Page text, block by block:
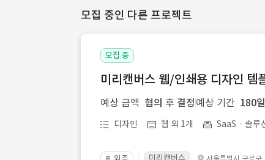
모집 중인 다른 프로젝트
모집 중
미리캔버스 웹/인쇄용 디자인 템
예상 금액 협의 후 결정 예상 기간 180일
디자인 웹 외 1개 SaaSㆍ솔루
미리캔버스